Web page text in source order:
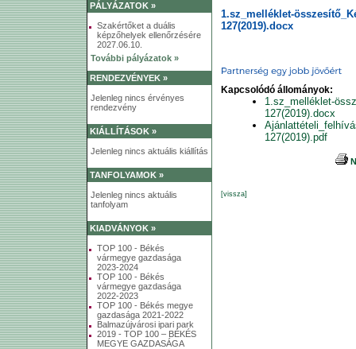
PÁLYÁZATOK »
Szakértőket a duális
képzőhelyek ellenőrzésére
2027.06.10.
További pályázatok »
RENDEZVÉNYEK »
Jelenleg nincs érvényes
rendezvény
KIÁLLÍTÁSOK »
Jelenleg nincs aktuális kiállítás
TANFOLYAMOK »
Jelenleg nincs aktuális
tanfolyam
KIADVÁNYOK »
TOP 100 - Békés
vármegye gazdasága
2023-2024
TOP 100 - Békés
vármegye gazdasága
2022-2023
TOP 100 - Békés megye
gazdasága 2021-2022
Balmazújvárosi ipari park
2019 - TOP 100 – BÉKÉS
MEGYE GAZDASÁGA
1.sz_melléklet-
127(2019).docx
Kapcsolódó állományok:
1.sz_melléklet-
127(2019).docx
127(2019).pdf
[vissza]